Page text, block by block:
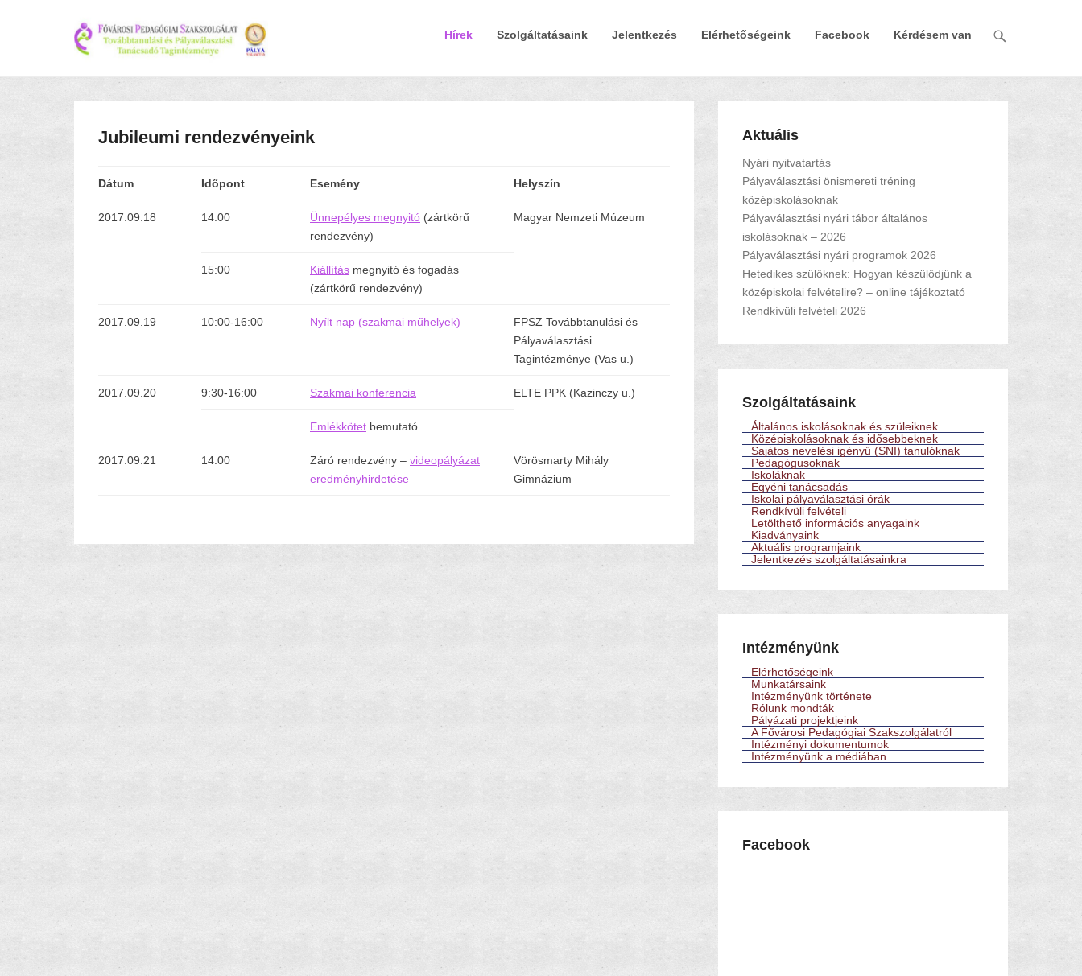
Elsődleges Menü
Tovább a tartalomra
Hírek Szolgáltatásaink Jelentkezés Elérhetőségeink Facebook Kérdésem van
Jubileumi rendezvényeink
Dátum Időpont Esemény Helyszín
2017.09.18 14:00 Ünnepélyes megnyitó (zártkörű
rendezvény)
Magyar Nemzeti Múzeum
15:00 Kiállítás megnyitó és fogadás
(zártkörű rendezvény)
2017.09.19 10:00-16:00 Nyílt nap (szakmai műhelyek)
FPSZ Továbbtanulási és
Pályaválasztási
Tagintézménye (Vas u.)
2017.09.20 9:30-16:00 Szakmai konferencia ELTE PPK (Kazinczy u.)
Emlékkötet bemutató
2017.09.21 14:00 Záró rendezvény – videopályázat
eredményhirdetése
Vörösmarty Mihály
Gimnázium
Aktuális
Nyári nyitvatartás
Pályaválasztási önismereti tréning
középiskolásoknak
Pályaválasztási nyári tábor általános
iskolásoknak – 2026
Pályaválasztási nyári programok 2026
Hetedikes szülőknek: Hogyan készülődjünk a
középiskolai felvételire? – online tájékoztató
Rendkívüli felvételi 2026
Szolgáltatásaink
Általános iskolásoknak és szüleiknek
Középiskolásoknak és idősebbeknek
Sajátos nevelési igényű (SNI) tanulóknak
Pedagógusoknak
Iskoláknak
Egyéni tanácsadás
Iskolai pályaválasztási órák
Rendkívüli felvételi
Letölthető információs anyagaink
Kiadványaink
Aktuális programjaink
Jelentkezés szolgáltatásainkra
Intézményünk
Elérhetőségeink
Munkatársaink
Intézményünk története
Rólunk mondták
Pályázati projektjeink
A Fővárosi Pedagógiai Szakszolgálatról
Intézményi dokumentumok
Intézményünk a médiában
Facebook